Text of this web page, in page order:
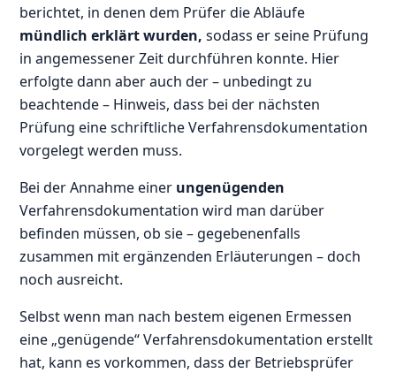
berichtet, in denen dem Prüfer die Abläufe
mündlich erklärt wurden, sodass er seine Prüfung
in angemessener Zeit durchführen konnte. Hier
erfolgte dann aber auch der – unbedingt zu
beachtende – Hinweis, dass bei der nächsten
Prüfung eine schriftliche Verfahrensdokumentation
vorgelegt werden muss.
Bei der Annahme einer ungenügenden
Verfahrensdokumentation wird man darüber
befinden müssen, ob sie – gegebenenfalls
zusammen mit ergänzenden Erläuterungen – doch
noch ausreicht.
Selbst wenn man nach bestem eigenen Ermessen
eine „genügende“ Verfahrensdokumentation erstellt
hat, kann es vorkommen, dass der Betriebsprüfer